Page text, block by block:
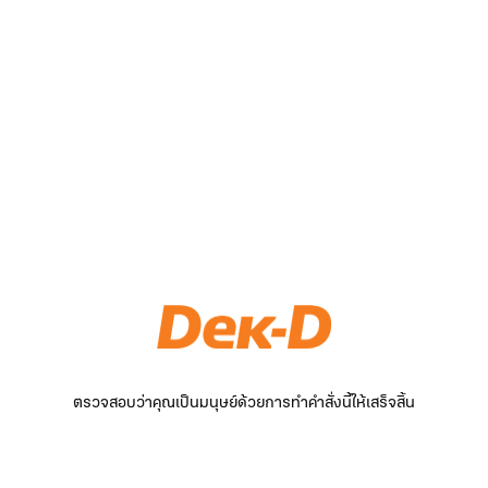
ตรวจสอบว่าคุณเป็นมนุษย์ด้วยการทำคำสั่งนี้ให้เสร็จสิ้น